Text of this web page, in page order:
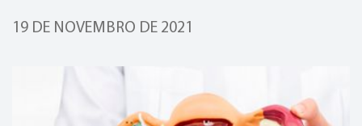
19 DE NOVEMBRO DE 2021